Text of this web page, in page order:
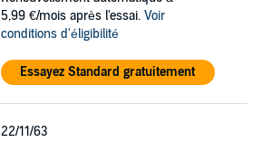
5,99 €/mois après l'essai. Voir
conditions d'éligibilité
Essayez Standard gratuitement
22/11/63